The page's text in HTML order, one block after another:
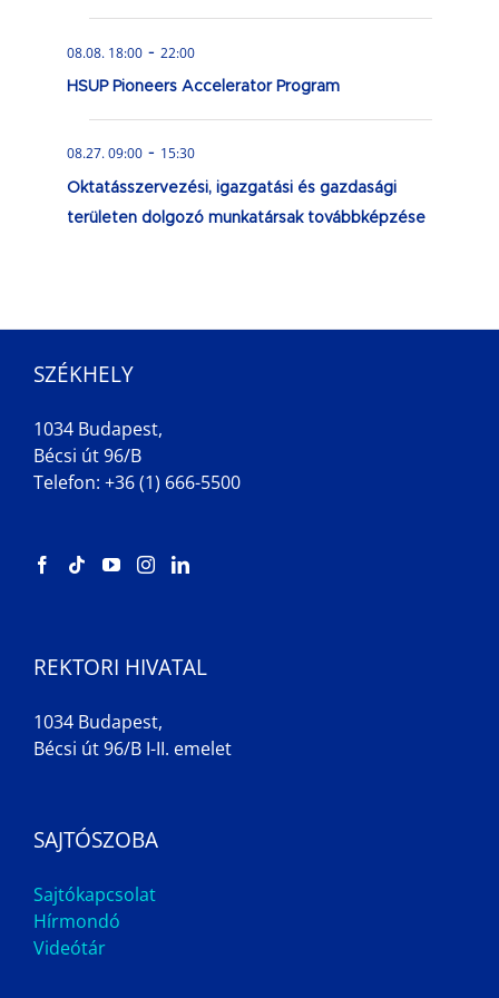
08.08. 18:00 - 22:00
HSUP Pioneers Accelerator Program
08.27. 09:00 - 15:30
Oktatásszervezési, igazgatási és gazdasági
területen dolgozó munkatársak továbbképzése
SZÉKHELY
1034 Budapest,
Bécsi út 96/B
Telefon: +36 (1) 666-5500
REKTORI HIVATAL
1034 Budapest,
Bécsi út 96/B I-II. emelet
SAJTÓSZOBA
Sajtókapcsolat
Hírmondó
Videótár